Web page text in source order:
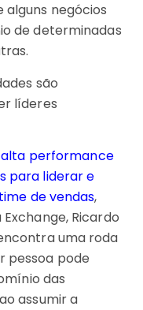
negócios
de determinadas
são
líderes
alta performance
para liderar e
de vendas,
Ricardo
uma roda
pessoa pode
das
assumir a